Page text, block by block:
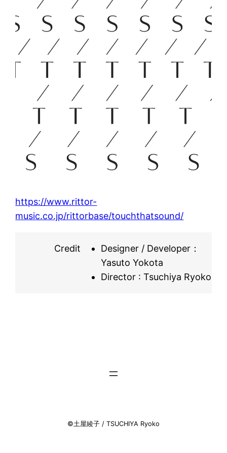
https://www.rittor-
music.co.jp/rittorbase/touchthatsound/
Credit
Designer / Developer：
Yasuto Yokota
Director : Tsuchiya Ryoko
©土屋綾子 / TSUCHIYA Ryoko